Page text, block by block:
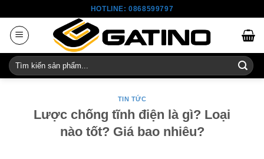
content
HOTLINE: 0868599797
Tìm
kiếm:
TIN TỨC
Lược chống tĩnh điện là gì? Loại
nào tốt? Giá bao nhiêu?